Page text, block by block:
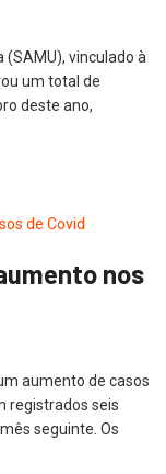
(SAMU), vinculado à
um total de
deste ano,
nos
aumento de casos
registrados seis
seguinte. Os